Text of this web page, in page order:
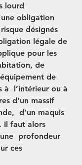
lourd
obligation
désignés
légale de
pour les
de
de
à  l’intérieur ou à
d’un massif
d’un maquis
Il faut alors
profondeur
ces